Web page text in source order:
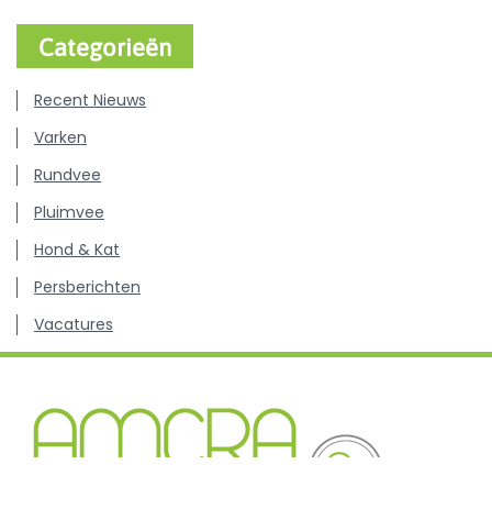
Categorieën
Recent Nieuws
Varken
Rundvee
Pluimvee
Hond & Kat
Persberichten
Vacatures